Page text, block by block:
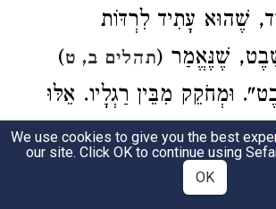
שֶׁהוּא עָתִיד לִרְדּוֹת
שֶׁנֶּאֱמַר (תהלים ב, ט)
וּמְחֹקֵק מִבֵּין רַגְלָיו. אֵלּוּ
שֶׁמּוֹרִין הֲלָכוֹת בְּאֶרֶץ
גְּדוֹלָה שֶׁהִיא יוֹשֶׁבֶת
We use cookies to give you the best
our site. Click OK to continue using
OK